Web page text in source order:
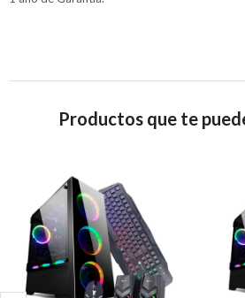
Productos que te